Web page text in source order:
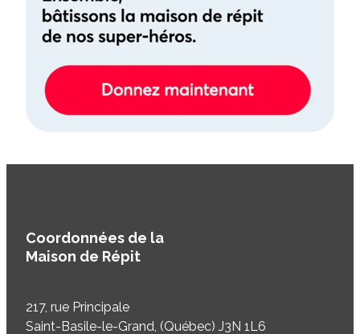
Coordonnées de la
Maison de Répit
217, rue Principale
Saint-Basile-le-Grand, (Québec) J3N 1L6